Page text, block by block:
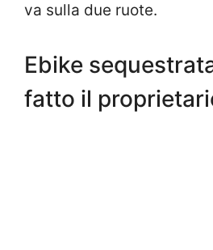
va sulla due ruote.
Ebike
fatto il